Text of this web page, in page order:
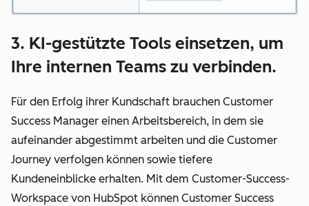
3. KI-gestützte Tools einsetzen, um
Ihre internen Teams zu verbinden.
Für den Erfolg ihrer Kundschaft brauchen Customer
Success Manager einen Arbeitsbereich, in dem sie
aufeinander abgestimmt arbeiten und die Customer
Journey verfolgen können sowie tiefere
Kundeneinblicke erhalten. Mit dem Customer-Success-
Workspace von HubSpot können Customer Success